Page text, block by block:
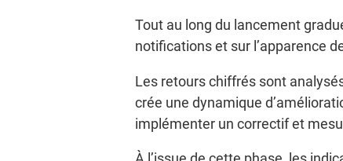
Tout au long du lancement
notifications et sur l’apparence
Les retours chiffrés sont
crée une dynamique
implémenter un correctif et